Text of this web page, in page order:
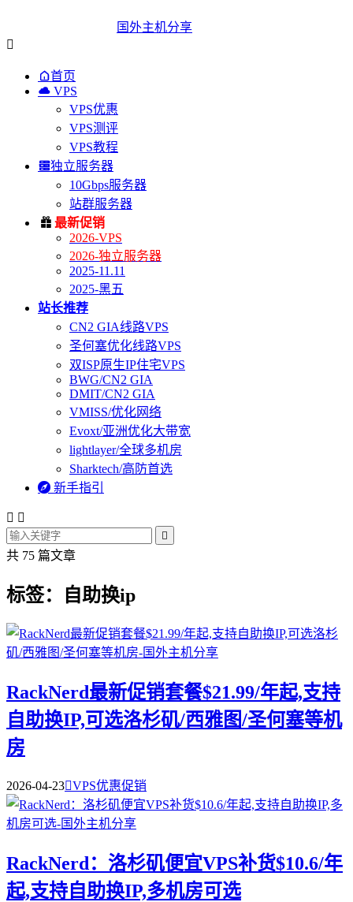
国外主机分享

首页
 VPS
VPS优惠
VPS测评
VPS教程
独立服务器
10Gbps服务器
站群服务器
 最新促销
2026-VPS
2026-独立服务器
2025-11.11
2025-黑五
站长推荐
CN2 GIA线路VPS
圣何塞优化线路VPS
双ISP原生IP住宅VPS
BWG/CN2 GIA
DMIT/CN2 GIA
VMISS/优化网络
Evoxt/亚洲优化大带宽
lightlayer/全球多机房
Sharktech/高防首选
 新手指引
 

共 75 篇文章
标签：自助换ip
RackNerd最新促销套餐$21.99/年起,支持
自助换IP,可选洛杉矶/西雅图/圣何塞等机
房
2026-04-23VPS优惠促销
RackNerd：洛杉矶便宜VPS补货$10.6/年
起,支持自助换IP,多机房可选